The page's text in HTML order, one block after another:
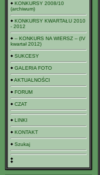
KONKURSY 2008/10
(archiwum)
KONKURSY KWARTAŁU 2010
- 2012
-- KONKURS NA WIERSZ -- (IV
kwartał 2012)
SUKCESY
GALERIA FOTO
AKTUALNOŚCI
FORUM
CZAT
LINKI
KONTAKT
Szukaj